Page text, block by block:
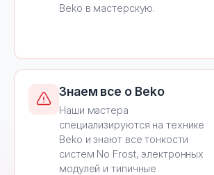
Beko в мастерскую.
Знаем все о Beko
Наши мастера
специализируются на технике
Beko и знают все тонкости
систем No Frost, электронных
модулей и типичные